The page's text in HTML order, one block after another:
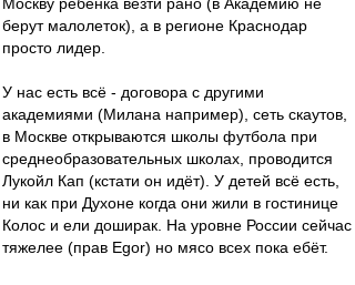
берут малолеток), а в регионе Краснодар
просто лидер.
У нас есть всё - договора с другими
академиями (Милана например), сеть скаутов,
в Москве открываются школы футбола при
среднеобразовательных школах, проводится
Лукойл Кап (кстати он идёт). У детей всё есть,
ни как при Духоне когда они жили в гостинице
Колос и ели доширак. На уровне России сейчас
тяжелее (прав Egor) но мясо всех пока ебёт.